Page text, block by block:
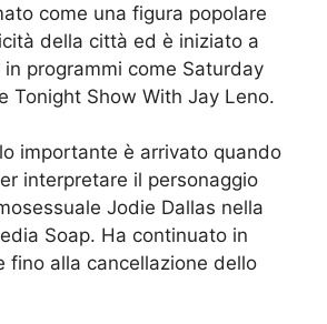
come una figura popolare
della città ed è iniziato a
programmi come Saturday
Tonight Show With Jay Leno.
importante è arrivato quando
interpretare il personaggio
Jodie Dallas nella
Soap. Ha continuato in
fino alla cancellazione dello